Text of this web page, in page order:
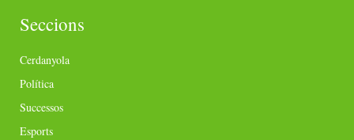
Seccions
Cerdanyola
Política
Successos
Esports